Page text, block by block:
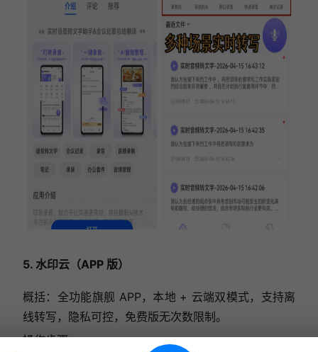
5. 水印云（APP 版）
概括：全功能旗舰 APP，本地 + 云端双模式，支持离
线转写，隐私可控，免费版无次数限制。
操作步骤：